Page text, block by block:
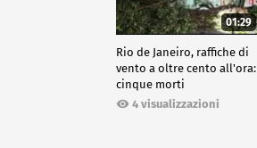
01:29
Rio de Janeiro, raffiche di
vento a oltre cento all'ora:
cinque morti
4 visualizzazioni